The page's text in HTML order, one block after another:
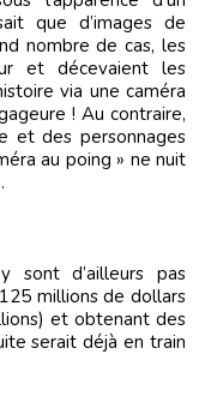
que d’images de
nombre de cas, les
et décevaient les
via une caméra
! Au contraire,
et des personnages
au poing » ne nuit
sont d’ailleurs pas
millions de dollars
et obtenant des
serait déjà en train